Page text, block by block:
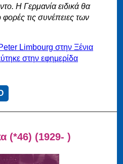
Η Γερμανία ειδικά θα
τις συνέπειες των
Limbourg στην Ξένια
στην εφημερίδα
(*46) (1929- )